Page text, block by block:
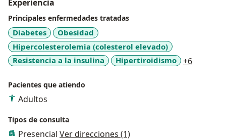
Experiencia
Principales enfermedades tratadas
Diabetes
Obesidad
Hipercolesterolemia (colesterol elevado)
Resistencia a la insulina
Hipertiroidismo +6
Pacientes que atiendo
Adultos
Tipos de consulta
Presencial Ver direcciones (1)